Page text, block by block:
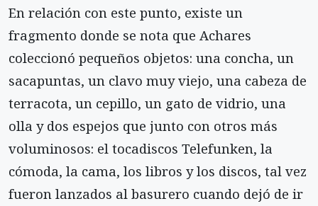
En relación con este punto, existe un
fragmento donde se nota que Achares
coleccionó pequeños objetos: una concha, un
sacapuntas, un clavo muy viejo, una cabeza de
terracota, un cepillo, un gato de vidrio, una
olla y dos espejos que junto con otros más
voluminosos: el tocadiscos Telefunken, la
cómoda, la cama, los libros y los discos, tal vez
fueron lanzados al basurero cuando dejó de ir